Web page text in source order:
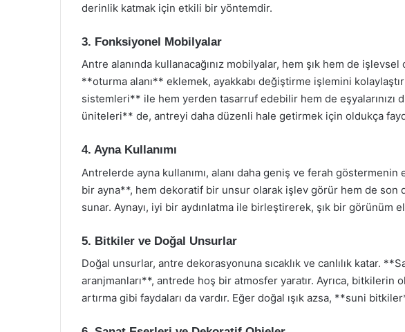
derinlik katmak için etkili bir yöntemdir.
3. Fonksiyonel Mobilyalar
Antre alanında kullanacağınız mobilyalar, hem şık hem de
**oturma alanı** eklemek, ayakkabı değiştirme işlemini
sistemleri** ile hem yerden tasarruf edebilir hem de
üniteleri** de, antreyi daha düzenli hale getirmek için oldukça
4. Ayna Kullanımı
Antrelerde ayna kullanımı, alanı daha geniş ve ferah
bir ayna**, hem dekoratif bir unsur olarak işlev görür hem de son
sunar. Aynayı, iyi bir aydınlatma ile birleştirerek, şık bir görünüm
5. Bitkiler ve Doğal Unsurlar
Doğal unsurlar, antre dekorasyonuna sıcaklık ve canlılık katar.
aranjmanları**, antrede hoş bir atmosfer yaratır. Ayrıca, bitkilerin
artırma gibi faydaları da vardır. Eğer doğal ışık azsa, **suni